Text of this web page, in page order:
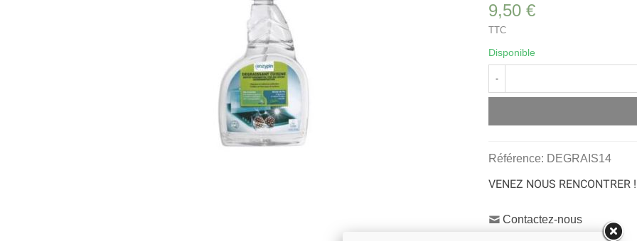
9,50 €
TTC
Disponible
-
Référence: DEGRAIS14
VENEZ NOUS RENCONTRER !
Contactez-nous